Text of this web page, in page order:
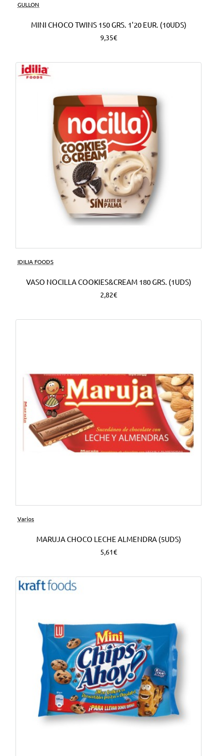
GULLON
MINI CHOCO TWINS 150 GRS. 1'20 EUR. (10UDS)
9,35€
IDILIA FOODS
VASO NOCILLA COOKIES&CREAM 180 GRS. (1UDS)
2,82€
Varios
MARUJA CHOCO LECHE ALMENDRA (5UDS)
5,61€